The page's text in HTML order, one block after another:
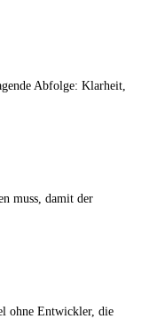
Abfolge: Klarheit,
muss, damit der
ohne Entwickler, die